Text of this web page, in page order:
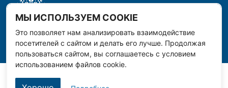
МЫ ИСПОЛЬЗУЕМ COOKIE
Это позволяет нам анализировать взаимодействие
посетителей с сайтом и делать его лучше. Продолжая
пользоваться сайтом, вы соглашаетесь с условием
использованием файлов cookie.